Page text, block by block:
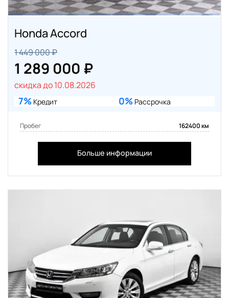
Honda Accord
1 449 000 ₽
1 289 000 ₽
скидка до 10.08.2026
7% Кредит 0% Рассрочка
Пробег 162400 км
Больше информации